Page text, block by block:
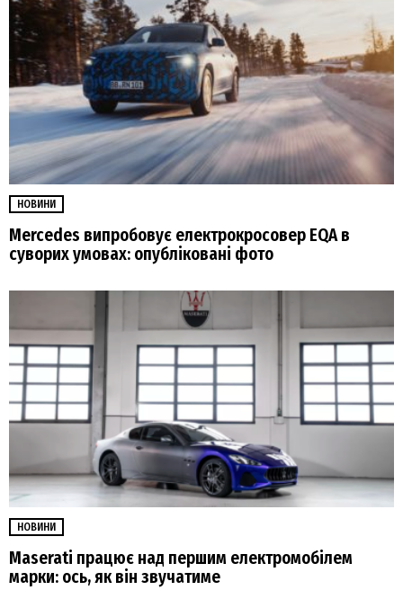
НОВИНИ
Mercedes випробовує електрокросовер EQA в
суворих умовах: опубліковані фото
НОВИНИ
Maserati працює над першим електромобілем
марки: ось, як він звучатиме